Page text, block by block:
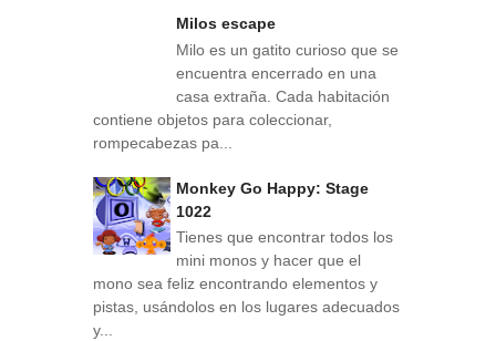
Milos escape
Milo es un gatito curioso que se
encuentra encerrado en una
casa extraña. Cada habitación
contiene objetos para coleccionar,
rompecabezas pa...
Monkey Go Happy: Stage
1022
Tienes que encontrar todos los
mini monos y hacer que el
mono sea feliz encontrando elementos y
pistas, usándolos en los lugares adecuados
y...